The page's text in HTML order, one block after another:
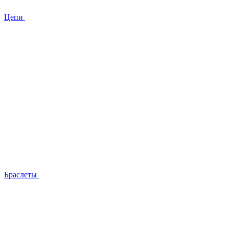
Цепи
Браслеты